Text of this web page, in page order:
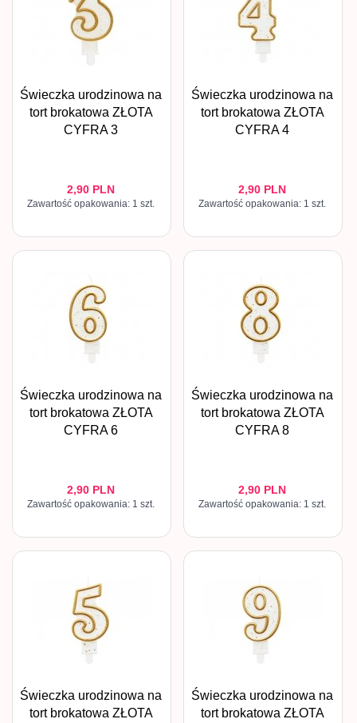
Świeczka urodzinowa na
tort brokatowa ZŁOTA
CYFRA 3
2,90 PLN
Zawartość opakowania: 1 szt.
Świeczka urodzinowa na
tort brokatowa ZŁOTA
CYFRA 4
2,90 PLN
Zawartość opakowania: 1 szt.
Świeczka urodzinowa na
tort brokatowa ZŁOTA
CYFRA 6
2,90 PLN
Zawartość opakowania: 1 szt.
Świeczka urodzinowa na
tort brokatowa ZŁOTA
CYFRA 8
2,90 PLN
Zawartość opakowania: 1 szt.
Świeczka urodzinowa na
tort brokatowa ZŁOTA
Świeczka urodzinowa na
tort brokatowa ZŁOTA